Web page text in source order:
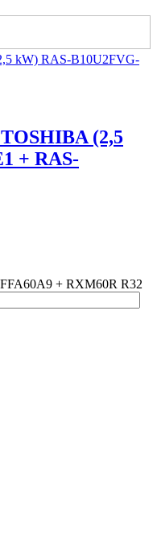
(2,5
+ RAS-
+ RXM60R R32